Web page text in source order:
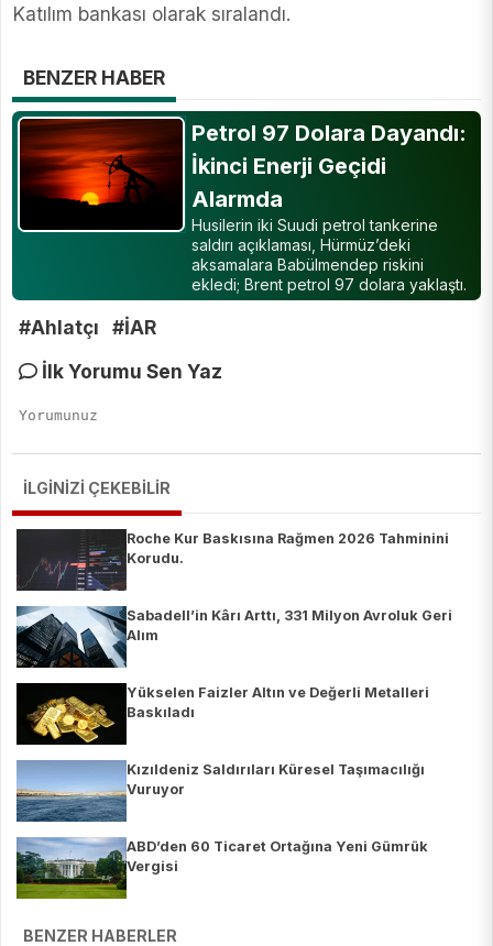
Katılım bankası olarak sıralandı.
BENZER HABER
Petrol 97 Dolara Dayandı:
İkinci Enerji Geçidi
Alarmda
Husilerin iki Suudi petrol tankerine
saldırı açıklaması, Hürmüz’deki
aksamalara Babülmendep riskini
ekledi; Brent petrol 97 dolara yaklaştı.
#Ahlatçı
#İAR
İlk Yorumu Sen Yaz
İLGİNİZİ ÇEKEBİLİR
Roche Kur Baskısına Rağmen 2026 Tahminini
Korudu.
Sabadell’in Kârı Arttı, 331 Milyon Avroluk Geri
Alım
Yükselen Faizler Altın ve Değerli Metalleri
Baskıladı
Kızıldeniz Saldırıları Küresel Taşımacılığı
Vuruyor
ABD’den 60 Ticaret Ortağına Yeni Gümrük
Vergisi
BENZER HABERLER